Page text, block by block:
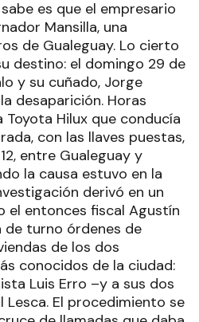
es que el empresario
Mansilla, una
de Gualeguay. Lo cierto
destino: el domingo 29 de
y su cuñado, Jorge
desaparición. Horas
Toyota Hilux que conducía
con las llaves puestas,
entre Gualeguay y
la causa estuvo en la
derivó en un
el entonces fiscal Agustín
de turno órdenes de
de los dos
conocidos de la ciudad:
Luis Erro –y a sus dos
El procedimiento se